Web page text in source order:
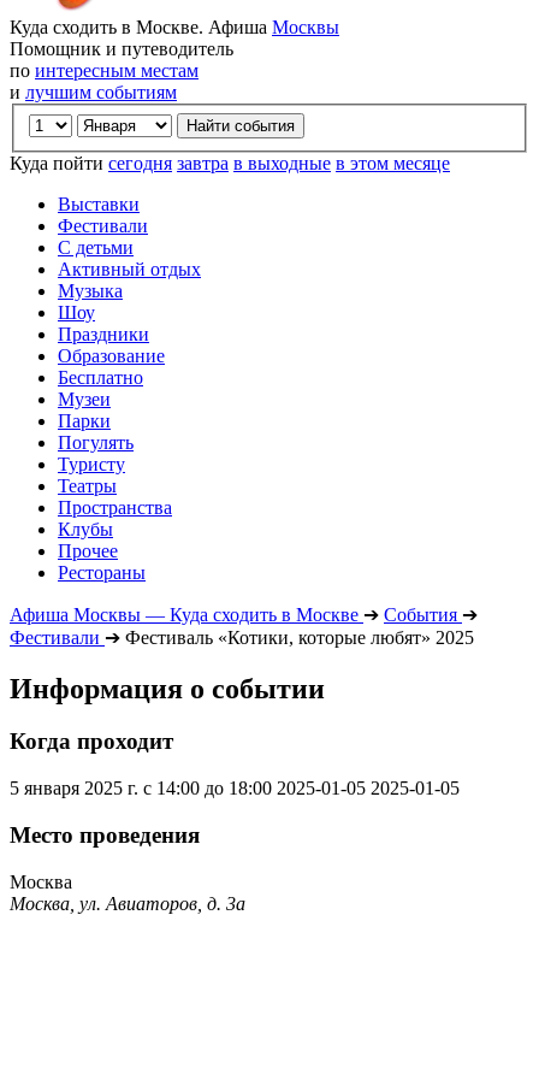
Куда сходить в Москве. Афиша Москвы
Помощник и путеводитель
по интересным местам
и лучшим событиям
Куда пойти сегодня завтра в выходные в этом месяце
Выставки
Фестивали
С детьми
Активный отдых
Музыка
Шоу
Праздники
Образование
Бесплатно
Музеи
Парки
Погулять
Туристу
Театры
Пространства
Клубы
Прочее
Рестораны
Афиша Москвы — Куда сходить в Москве ➔ События ➔
Фестивали ➔ Фестиваль «Котики, которые любят» 2025
Информация о событии
Когда проходит
5 января 2025 г. с 14:00 до 18:00 2025-01-05 2025-01-05
Место проведения
Москва
Москва, ул. Авиаторов, д. 3а